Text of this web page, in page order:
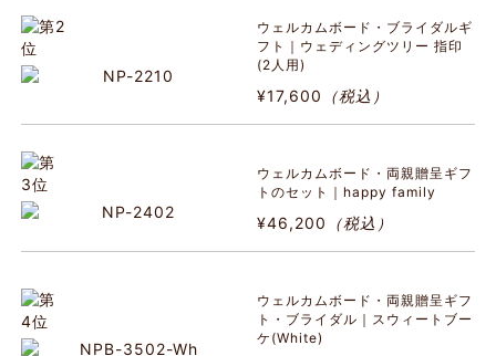
ウェルカムボード・ブライダルギ
フト｜ウェディングツリー 指印
(2人用)
¥17,600 （税込）
ウェルカムボード・両親贈呈ギフ
トのセット｜happy family
¥46,200 （税込）
ウェルカムボード・両親贈呈ギフ
ト・ブライダル｜スウィートブー
ケ(White)